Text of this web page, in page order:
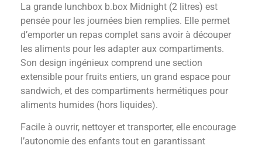
La grande lunchbox b.box Midnight (2 litres) est
pensée pour les journées bien remplies. Elle permet
d’emporter un repas complet sans avoir à découper
les aliments pour les adapter aux compartiments.
Son design ingénieux comprend une section
extensible pour fruits entiers, un grand espace pour
sandwich, et des compartiments hermétiques pour
aliments humides (hors liquides).
Facile à ouvrir, nettoyer et transporter, elle encourage
l’autonomie des enfants tout en garantissant